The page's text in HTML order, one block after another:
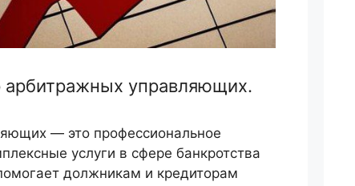
управляющих.
— это профессиональное
услуги в сфере банкротства
должникам и кредиторам